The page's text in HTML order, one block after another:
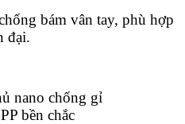
bám vân tay, phù hợp
đại.
nano chống gỉ
bền chắc